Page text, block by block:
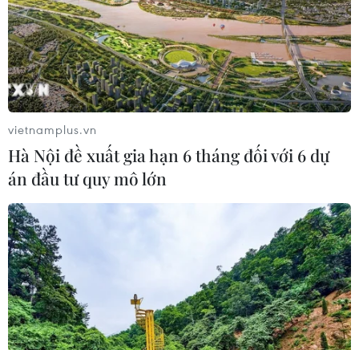
06/04/2023 22:58
Ấn Độ đặt mục tiêu đạt kim ngạch xuất khẩu 2.000 tỷ
USD vào năm 2030, các DN Việt Nam trong lĩnh vực
dịch vụ công nghệ thông tin, ngân hàng có thể nghiên
cứu, tìm hiểu các cơ hội hợp tác mới.
vietnamplus.vn
Hà Nội đề xuất gia hạn 6 tháng đối với 6 dự
án đầu tư quy mô lớn